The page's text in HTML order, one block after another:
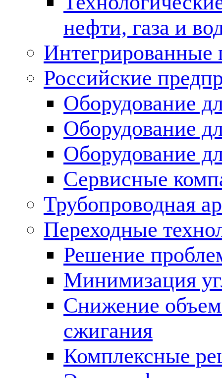
нефти, газа и
Российские
Оборудование
Оборудование
Оборудование
Сервисные
Трубопроводная
Переходные
Решение
Минимизация
Снижение
сжигания
Комплексные